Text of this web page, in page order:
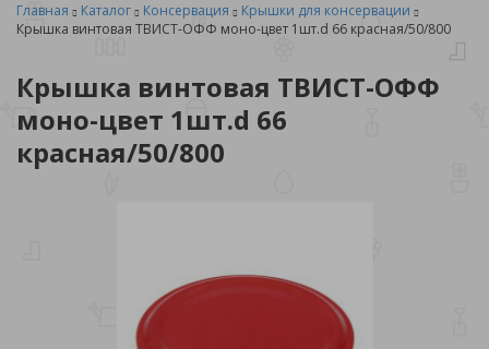
Главная Каталог Консервация
Крышки для консервации
Крышка винтовая ТВИСТ-ОФФ моно-цвет 1шт.d 66 красная/50/800
Крышка винтовая ТВИСТ-ОФФ
моно-цвет 1шт.d 66
красная/50/800